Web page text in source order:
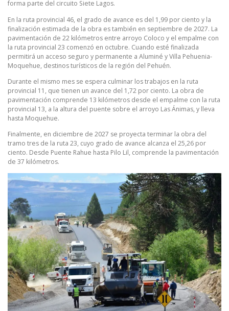
forma parte del circuito Siete Lagos.
En la ruta provincial 46, el grado de avance es del 1,99 por ciento y la
finalización estimada de la obra es también en septiembre de 2027. La
pavimentación de 22 kilómetros entre arroyo Coloco y el empalme con
la ruta provincial 23 comenzó en octubre. Cuando esté finalizada
permitirá un acceso seguro y permanente a Aluminé y Villa Pehuenia-
Moquehue, destinos turísticos de la región del Pehuén.
Durante el mismo mes se espera culminar los trabajos en la ruta
provincial 11, que tienen un avance del 1,72 por ciento. La obra de
pavimentación comprende 13 kilómetros desde el empalme con la ruta
provincial 13, a la altura del puente sobre el arroyo Las Ánimas, y lleva
hasta Moquehue.
Finalmente, en diciembre de 2027 se proyecta terminar la obra del
tramo tres de la ruta 23, cuyo grado de avance alcanza el 25,26 por
ciento. Desde Puente Rahue hasta Pilo Lil, comprende la pavimentación
de 37 kilómetros.